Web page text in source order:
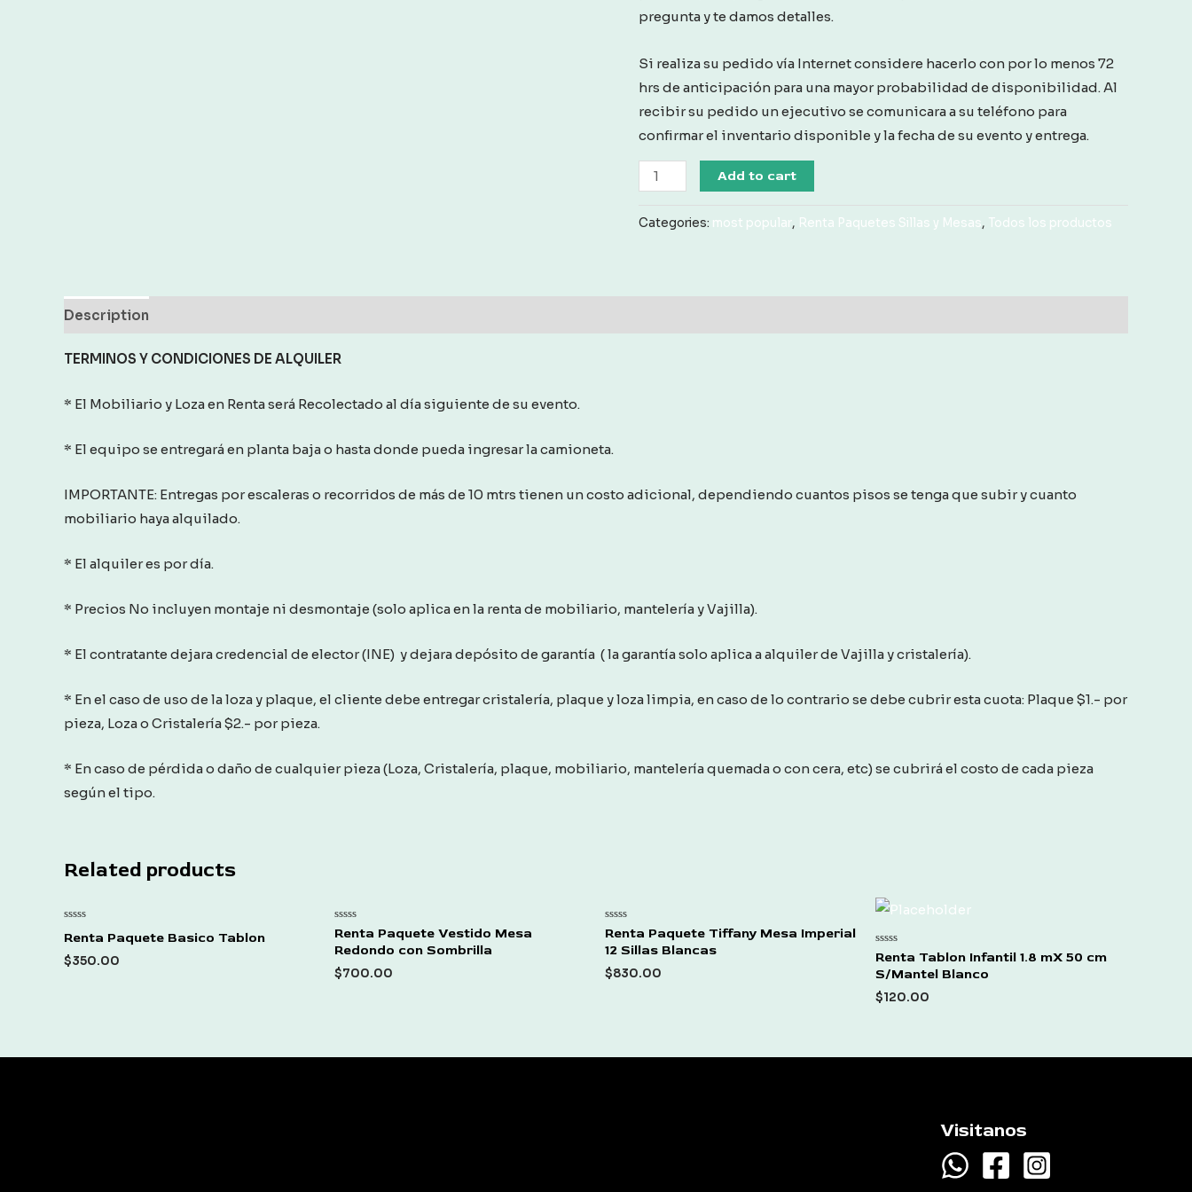
pregunta y te damos detalles.
Si realiza su pedido vía Internet considere hacerlo con por lo menos 72
hrs de anticipación para una mayor probabilidad de disponibilidad. Al
recibir su pedido un ejecutivo se comunicara a su teléfono para
confirmar el inventario disponible y la fecha de su evento y entrega.
Renta
Paquete
Tiffany
Add to cart
Categories: most popular, Renta Paquetes Sillas y Mesas, Todos los productos
Description
TERMINOS Y CONDICIONES DE ALQUILER
* El Mobiliario y Loza en Renta será Recolectado al día siguiente de su evento.
* El equipo se entregará en planta baja o hasta donde pueda ingresar la camioneta.
IMPORTANTE: Entregas por escaleras o recorridos de más de 10 mtrs tienen un costo adicional, dependiendo cuantos pisos se tenga que subir y cuanto
mobiliario haya alquilado.
* El alquiler es por día.
* Precios No incluyen montaje ni desmontaje (solo aplica en la renta de mobiliario, mantelería y Vajilla).
* El contratante dejara credencial de elector (INE) y dejara depósito de garantía ( la garantía solo aplica a alquiler de Vajilla y cristalería).
* En el caso de uso de la loza y plaque, el cliente debe entregar cristalería, plaque y loza limpia, en caso de lo contrario se debe cubrir esta cuota: Plaque $1.- por
pieza, Loza o Cristalería $2.- por pieza.
* En caso de pérdida o daño de cualquier pieza (Loza, Cristalería, plaque, mobiliario, mantelería quemada o con cera, etc) se cubrirá el costo de cada pieza
según el tipo.
Related products
0
out
of
Renta Paquete Basico Tablon
$350.00
Rated
0
out
5
Renta Paquete Vestido Mesa
Redondo con Sombrilla
$700.00
Rated
0
out
5
Renta Paquete Tiffany Mesa Imperial
12 Sillas Blancas
$830.00
Rated
0
out
5
Renta Tablon Infantil 1.8 mX 50 cm
S/Mantel Blanco
$120.00
Visitanos